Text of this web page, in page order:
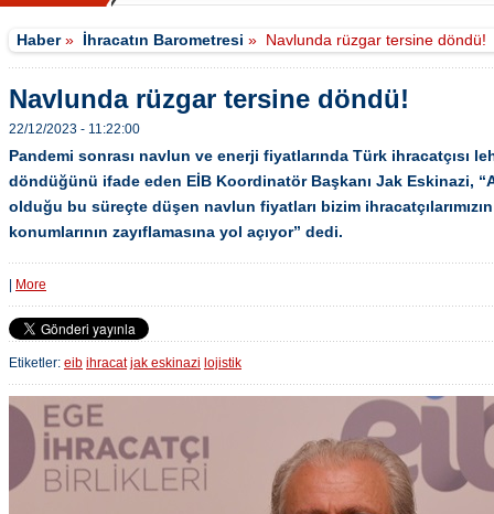
Haber» İhracatın Barometresi » Navlunda rüzgar tersine döndü!
Navlunda rüzgar tersine döndü!
22/12/2023 - 11:22:00
Pandemi sonrası navlun ve enerji fiyatlarında Türk ihracatçısı
döndüğünü ifade eden EİB Koordinatör Başkanı Jak Eskinazi,
olduğu bu süreçte düşen navlun fiyatları bizim
konumlarının zayıflamasına yol açıyor” dedi.
More
Etiketler: eib ihracat jak eskinazi lojistik